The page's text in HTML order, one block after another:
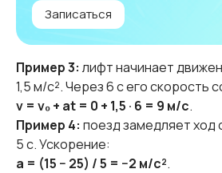
Записаться
Пример 3: лифт начинает
1,5 м/с². Через 6 с его скорость
v = v₀ + at = 0 + 1,5 · 6 = 9 м/с.
Пример 4: поезд замедляет ход
5 с. Ускорение:
a = (15 − 25) / 5 = −2 м/с².